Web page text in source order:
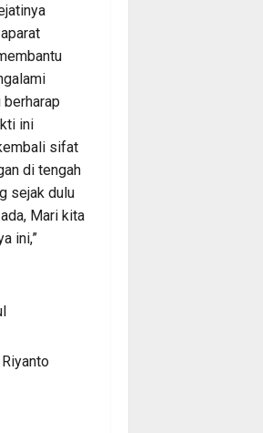
berharap
ini
sifat
di tengah
sejak dulu
Mari kita
ini,”